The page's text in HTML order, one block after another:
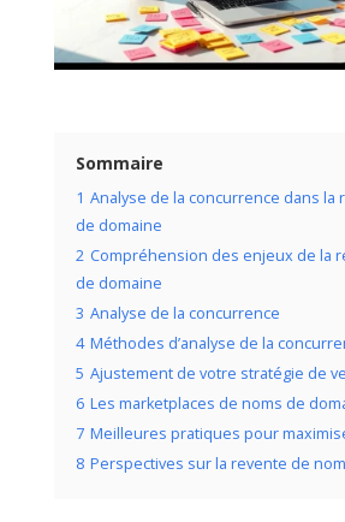
Sommaire
1 Analyse de la concurrence dans la
de domaine
2 Compréhension des enjeux de la
de domaine
3 Analyse de la concurrence
4 Méthodes d’analyse de la
5 Ajustement de votre stratégie de
6 Les marketplaces de noms de
7 Meilleures pratiques pour
8 Perspectives sur la revente de